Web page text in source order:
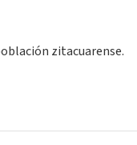
zitacuarense.